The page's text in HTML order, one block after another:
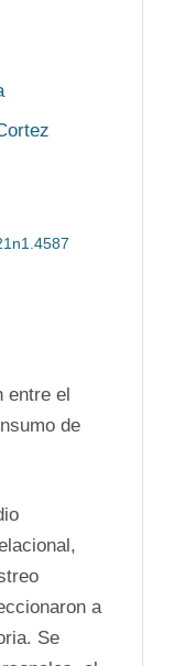
entre el
de
a
Se